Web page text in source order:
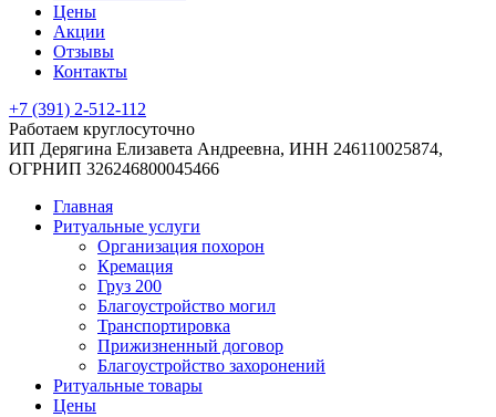
Цены
Акции
Отзывы
Контакты
+7 (391) 2-512-112
Работаем круглосуточно
ИП Дерягина Елизавета Андреевна, ИНН 246110025874,
ОГРНИП 326246800045466
Главная
Ритуальные услуги
Организация похорон
Кремация
Груз 200
Благоустройство могил
Транспортировка
Прижизненный договор
Благоустройство захоронений
Ритуальные товары
Цены